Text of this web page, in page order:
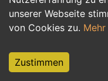
unserer Webseite
von Cookies zu.
Zustimmen
Hilfskräfte,
Weiterbildung,